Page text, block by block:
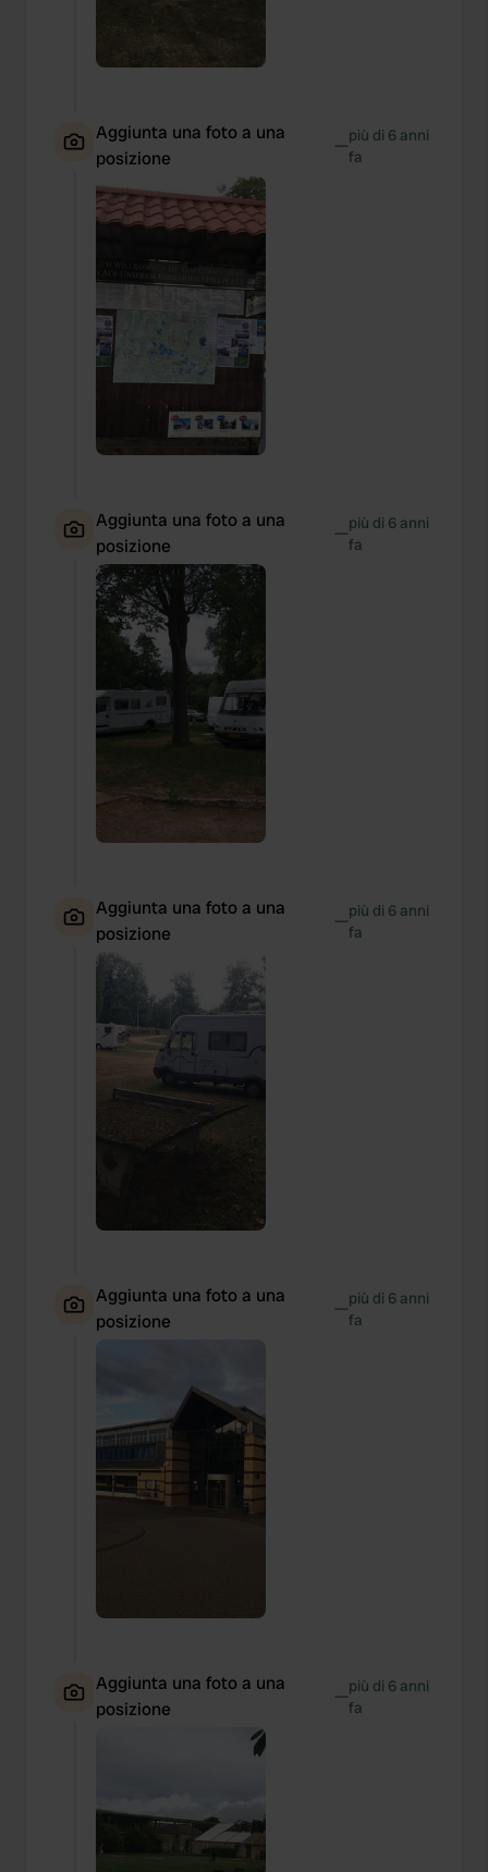
may combine it with other information that you’ve
Aggiunta una foto a una
posizione
—più di 6 anni
fa
Aggiunta una foto a una
posizione
—più di 6 anni
fa
Aggiunta una foto a una
posizione
—più di 6 anni
fa
Aggiunta una foto a una
posizione
—più di 6 anni
fa
Aggiunta una foto a una
posizione
—più di 6 anni
fa